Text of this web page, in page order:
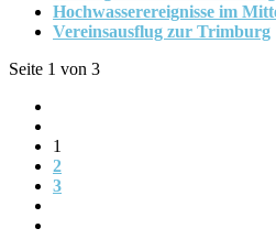
Hochwasserereignisse im
Vereinsausflug zur Trimburg
Seite 1 von 3
1
2
3